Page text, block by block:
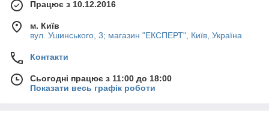
Працює з 10.12.2016
м. Київ
вул. Ушинського, 3; магазин "ЕКСПЕРТ", Київ, Україна
Контакти
Сьогодні працює з 11:00 до 18:00
Показати весь графік роботи